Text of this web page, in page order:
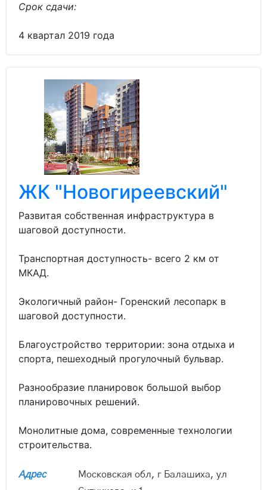
Срок сдачи:
4 квартал 2019 года
ЖК "Новогиреевский"
Развитая собственная инфраструктура в
шаговой доступности.
Транспортная доступность- всего 2 км от
МКАД.
Экологичный район- Горенский лесопарк в
шаговой доступности.
Благоустройство территории: зона отдыха и
спорта, пешеходный прогулочный бульвар.
Разнообразие планировок большой выбор
планировочных решений.
Монолитные дома, современные технологии
строительства.
Адрес
Московская обл, г Балашиха, ул